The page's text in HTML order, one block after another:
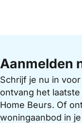
Aanmelden
Schrijf je nu in
ontvang het
Home Beurs. Of
woningaanbod in